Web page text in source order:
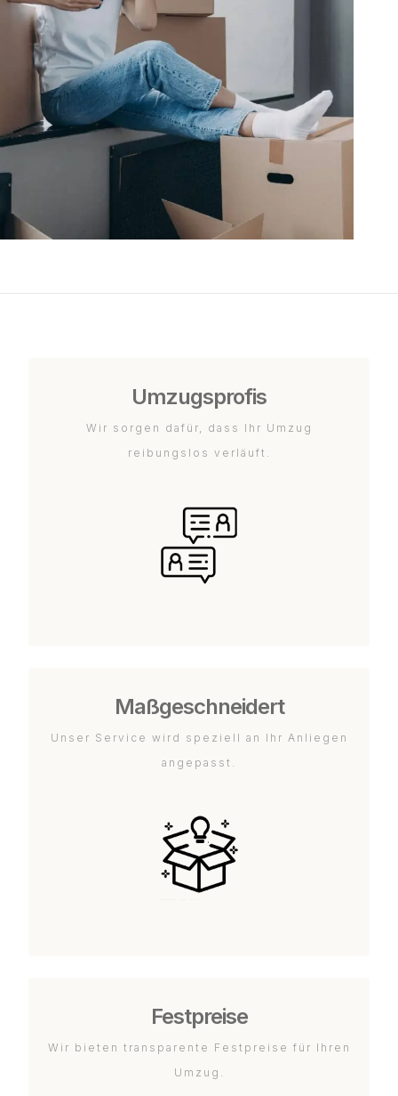
Umzugsprofis
Wir sorgen dafür, dass Ihr Umzug
reibungslos verläuft.
Maßgeschneidert
Unser Service wird speziell an Ihr Anliegen
angepasst.
Festpreise
Wir bieten transparente Festpreise für Ihren
Umzug.